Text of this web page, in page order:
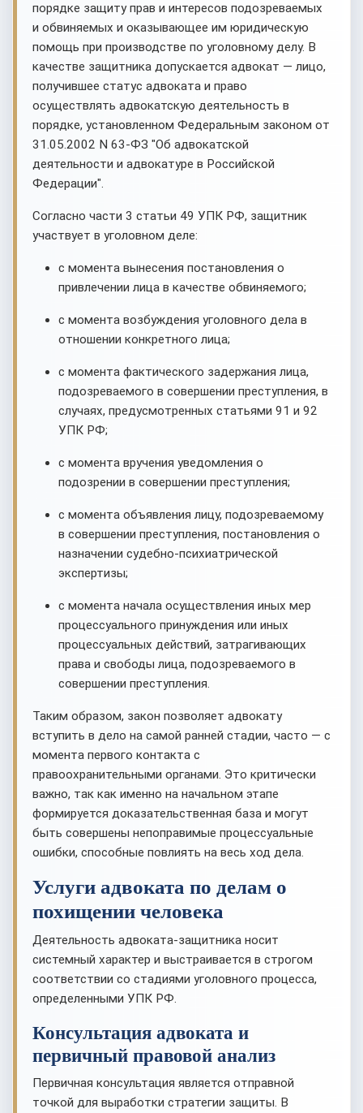
порядке защиту прав и интересов подозреваемых
и обвиняемых и оказывающее им юридическую
помощь при производстве по уголовному делу. В
качестве защитника допускается адвокат — лицо,
получившее статус адвоката и право
осуществлять адвокатскую деятельность в
порядке, установленном Федеральным законом от
31.05.2002 N 63-ФЗ "Об адвокатской
деятельности и адвокатуре в Российской
Федерации".
Согласно части 3 статьи 49 УПК РФ, защитник
участвует в уголовном деле:
с момента вынесения постановления о
привлечении лица в качестве обвиняемого;
с момента возбуждения уголовного дела в
отношении конкретного лица;
с момента фактического задержания лица,
подозреваемого в совершении преступления, в
случаях, предусмотренных статьями 91 и 92
УПК РФ;
с момента вручения уведомления о
подозрении в совершении преступления;
с момента объявления лицу, подозреваемому
в совершении преступления, постановления о
назначении судебно-психиатрической
экспертизы;
с момента начала осуществления иных мер
процессуального принуждения или иных
процессуальных действий, затрагивающих
права и свободы лица, подозреваемого в
совершении преступления.
Таким образом, закон позволяет адвокату
вступить в дело на самой ранней стадии, часто — с
момента первого контакта с
правоохранительными органами. Это критически
важно, так как именно на начальном этапе
формируется доказательственная база и могут
быть совершены непоправимые процессуальные
ошибки, способные повлиять на весь ход дела.
Услуги адвоката по делам о
похищении человека
Деятельность адвоката-защитника носит
системный характер и выстраивается в строгом
соответствии со стадиями уголовного процесса,
определенными УПК РФ.
Консультация адвоката и
первичный правовой анализ
Первичная консультация является отправной
точкой для выработки стратегии защиты. В